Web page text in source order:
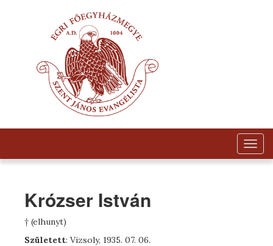
Krózser István
† (elhunyt)
Született: Vizsoly, 1935. 07. 06.